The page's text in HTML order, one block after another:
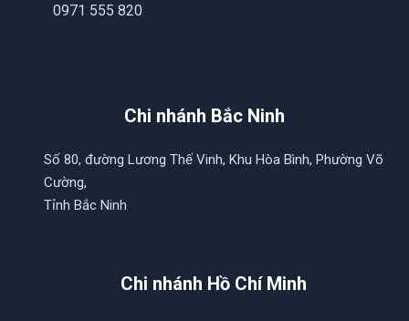
0971 555 820
Chi nhánh Bắc Ninh
Số 80, đường Lương Thế Vinh, Khu Hòa Bình, Phường Võ
Cường,
Tỉnh Bắc Ninh
Chi nhánh Hồ Chí Minh